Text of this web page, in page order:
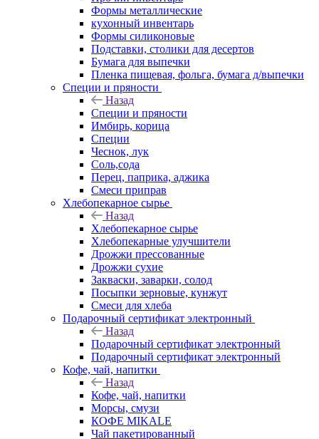
Формы металлические
кухонный инвентарь
Формы силиконовые
Подставки, столики для десертов
Бумага для выпечки
Пленка пищевая, фольга, бумага д/выпечки
Специи и пряности
Назад
Специи и пряности
Имбирь, корица
Специи
Чеснок, лук
Соль,сода
Перец, паприка, аджика
Смеси приправ
Хлебопекарное сырье
Назад
Хлебопекарное сырье
Хлебопекарные улучшители
Дрожжи прессованные
Дрожжи сухие
Закваски, заварки, солод
Посыпки зерновые, кунжут
Смеси для хлеба
Подарочный сертификат электронный
Назад
Подарочный сертификат электронный
Подарочный сертификат электронный
Кофе, чай, напитки
Назад
Кофе, чай, напитки
Морсы, смузи
КОФЕ MIKALE
Чай пакетированный